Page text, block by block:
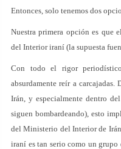
Entonces, solo tenemos dos
Nuestra primera opción es
del Interior iraní (la supuesta
Con todo el rigor
absurdamente reír a
Irán, y especialmente dentro
siguen bombardeando), esto
del Ministerio del Interior de
iraní es tan serio como un